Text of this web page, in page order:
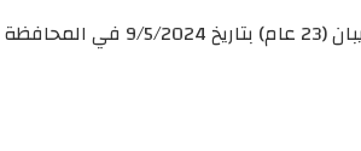
فقد بلال مروان أبو جريبان (23 عام) بتاريخ 9/5/2024 في المحافظة